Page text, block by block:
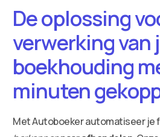
De oplossing
verwerking van
boekhouding
minuten
Met Autoboeker automatiseer je